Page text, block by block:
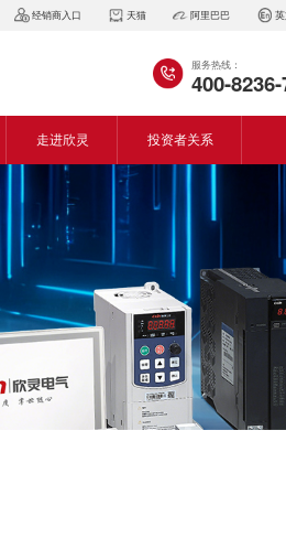
经销商入口 天猫 阿里巴巴
服务热线：
400-
走进欣灵
企业简介
董事长致词
企业风采
专利证书
投资者关系